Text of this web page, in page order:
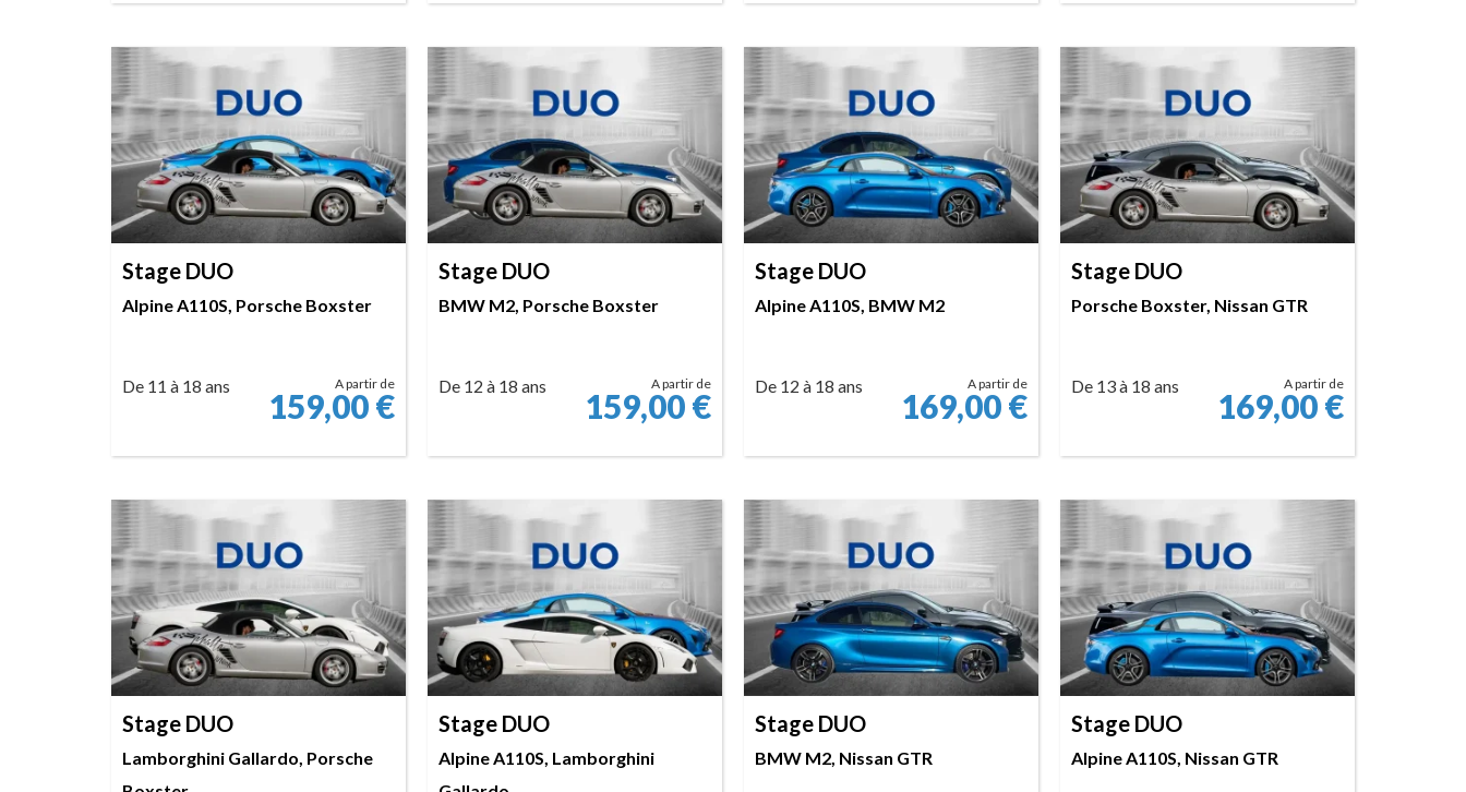
Stage DUO
Alpine A110S, Porsche Boxster
De 11 à 18 ans A partir de
159,00€
Stage DUO
BMW M2, Porsche Boxster
De 12 à 18 ans A partir de
159,00€
Stage DUO
Alpine A110S, BMW M2
De 12 à 18 ans A partir de
169,00€
Stage DUO
Porsche Boxster, Nissan GTR
De 13 à 18 ans A partir de
169,00€
Stage DUO
Lamborghini Gallardo, Porsche
Stage DUO
Alpine A110S, Lamborghini
Stage DUO
BMW M2, Nissan GTR
Stage DUO
Alpine A110S, Nissan GTR